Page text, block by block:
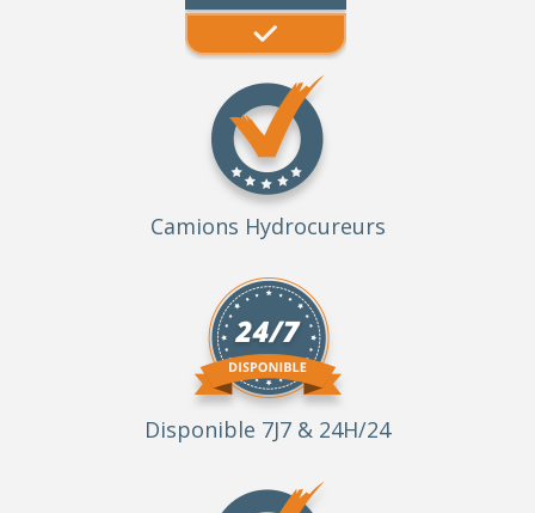
Camions Hydrocureurs
Disponible 7J7 & 24H/24